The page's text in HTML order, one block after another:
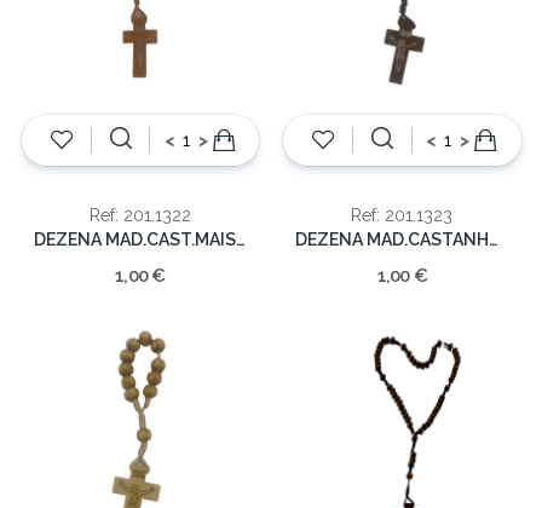
< >
Ref: 201.1322
DEZENA MAD.CAST.MAIS CLARO 12cm
1,00 €
< >
Ref: 201.1323
DEZENA MAD.CASTANHO ESCURO 12CM
1,00 €